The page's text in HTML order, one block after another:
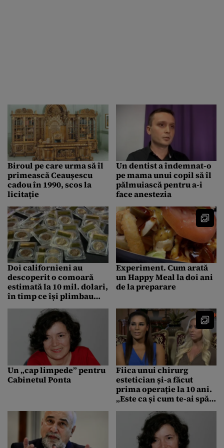
Biroul pe care urma să îl
primească Ceaușescu
cadou în 1990, scos la
licitație
Un dentist a îndemnat-o
pe mama unui copil să îl
pălmuiască pentru a-i
face anestezia
Doi californieni au
descoperit o comoară
estimată la 10 mil. dolari,
în timp ce își plimbau
Experiment. Cum arată
un Happy Meal la doi ani
de la preparare
Un „cap limpede” pentru
Cabinetul Ponta
Fiica unui chirurg
estetician și-a făcut
prima operație la 10 ani.
„Este ca și cum te-ai spăla